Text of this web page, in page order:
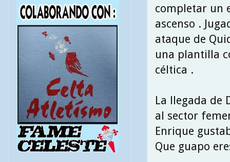
completar un
ascenso .
ataque de
una plantilla
céltica .
La llegada de
al sector
Enrique
Que guapo